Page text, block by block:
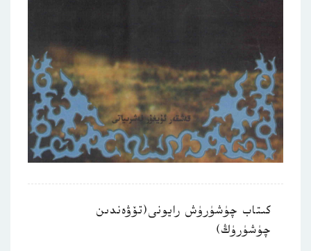
كىتاب چۈشۈرۈش رايونى(تۆۋەندىن
چۈشۈرۈڭ)